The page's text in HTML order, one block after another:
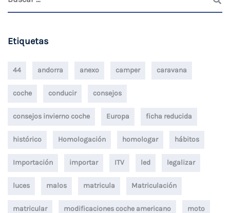
Etiquetas
44 andorra anexo camper caravana
coche conducir consejos
consejos invierno coche Europa ficha reducida
histórico Homologación homologar hábitos
Importación importar ITV led legalizar
luces malos matricula Matriculación
matricular modificaciones coche americano moto